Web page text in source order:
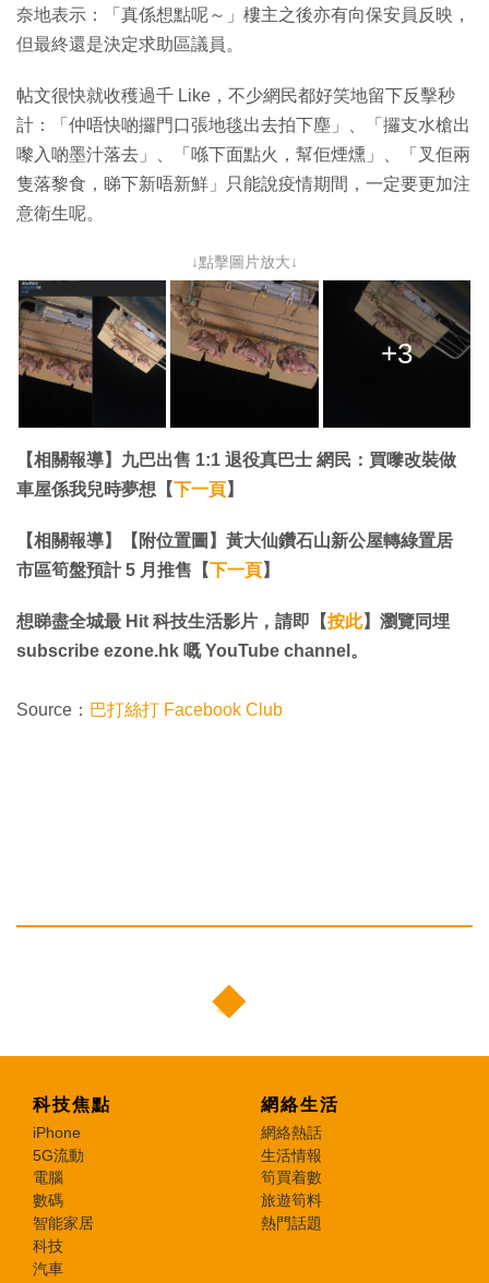
奈地表示：「真係想點呢～」樓主之後亦有向保安員反映，
但最終還是決定求助區議員。
帖文很快就收穫過千 Like，不少網民都好笑地留下反擊秒
計：「仲唔快啲攞門口張地毯出去拍下塵」、「攞支水槍出
嚟入啲墨汁落去」、「喺下面點火，幫佢煙燻」、「叉佢兩
隻落黎食，睇下新唔新鮮」只能說疫情期間，一定要更加注
意衛生呢。
↓點擊圖片放大↓
+3
【相關報導】九巴出售 1:1 退役真巴士 網民：買嚟改裝做
車屋係我兒時夢想【下一頁】
【相關報導】【附位置圖】黃大仙鑽石山新公屋轉綠置居
市區筍盤預計 5 月推售【下一頁】
想睇盡全城最 Hit 科技生活影片，請即【按此】瀏覽同埋
subscribe ezone.hk 嘅 YouTube channel。
Source： 巴打絲打 Facebook Club
科技焦點
iPhone
5G流動
電腦
數碼
智能家居
科技
汽車
網絡生活
網絡熱話
生活情報
筍買着數
旅遊筍料
熱門話題